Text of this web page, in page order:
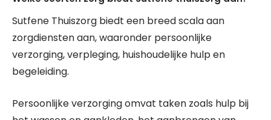
Sutfene Thuiszorg biedt een breed scala aan
zorgdiensten aan, waaronder persoonlijke
verzorging, verpleging, huishoudelijke hulp en
begeleiding.
Persoonlijke verzorging omvat taken zoals hulp bij